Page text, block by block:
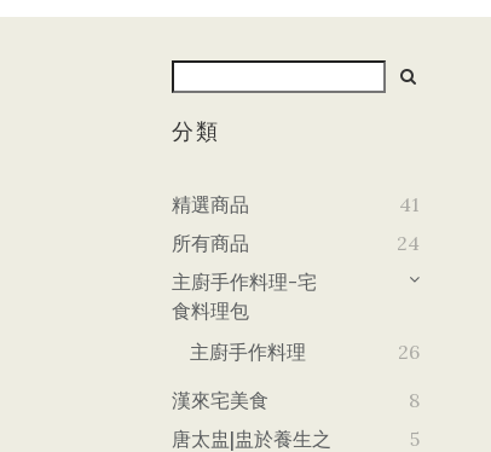
分類
精選商品
41
所有商品
24
主廚手作料理-宅
食料理包
主廚手作料理
26
漢來宅美食
8
唐太盅|盅於養生之
5